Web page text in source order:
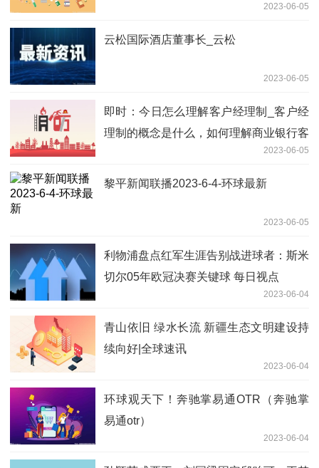
2023-06-05
云松国际酒店董事长_云松
2023-06-05
即时：今日怎么理解客户经理制_客户经
理制的概念是什么，如何理解商业银行客
2023-06-05
黎平新闻联播2023-6-4-环球最新
2023-06-05
利物浦盘点红军生涯告别战进球者：斯米
切尔05年欧冠决赛关键球 每日视点
2023-06-04
青山依旧 绿水长流 新疆生态文明建设持
续向好|全球速讯
2023-06-04
环球观天下！奔驰掌易通OTR（奔驰掌
易通otr）
2023-06-04